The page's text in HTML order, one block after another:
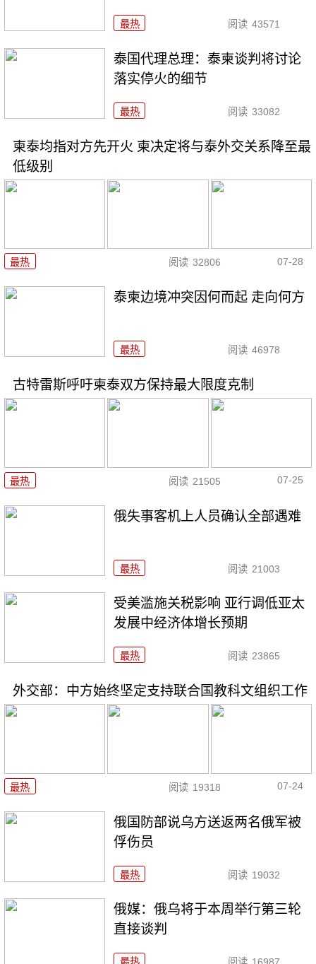
最热 阅读 43571
泰国代理总理：泰柬谈判将讨论
落实停火的细节
最热 阅读 33082
柬泰均指对方先开火 柬决定将与泰外交关系降至最
低级别
最热 阅读 32806 07-28
泰柬边境冲突因何而起 走向何方
最热 阅读 46978
古特雷斯呼吁柬泰双方保持最大限度克制
最热 阅读 21505 07-25
俄失事客机上人员确认全部遇难
最热 阅读 21003
受美滥施关税影响 亚行调低亚太
发展中经济体增长预期
最热 阅读 23865
外交部：中方始终坚定支持联合国教科文组织工作
最热 阅读 19318 07-24
俄国防部说乌方送返两名俄军被
俘伤员
最热 阅读 19032
俄媒：俄乌将于本周举行第三轮
直接谈判